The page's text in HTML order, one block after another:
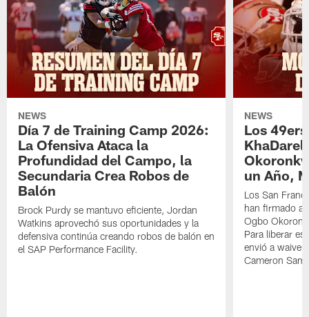
NEWS
Día 7 de Training Camp 2026:
La Ofensiva Ataca la
Profundidad del Campo, la
Secundaria Crea Robos de
Balón
Brock Purdy se mantuvo eficiente, Jordan
Watkins aprovechó sus oportunidades y la
defensiva continúa creando robos de balón en
el SAP Performance Facility.
NEWS
Los
KhaDarel
un Año,
Los San
han firmado a
Ogbo
Para liberar
envió a
Cameron